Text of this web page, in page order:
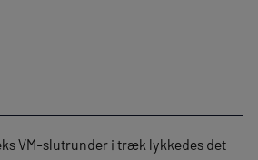
VM-slutrunder i træk lykkedes det